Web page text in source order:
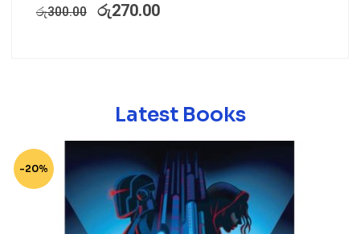
රු300.00 රු270.00
Latest Books
-20%